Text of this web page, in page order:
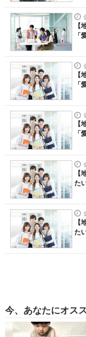
【
「
【
「
【
「
【
た
【
た
今、あなたにオス